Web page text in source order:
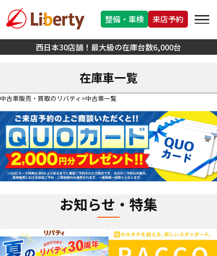
西日本30店舗！最大級の在庫台数6,000台
整備・車検 来店予約
在庫車一覧
中古車販売・買取のリバティ 中古車一覧
お知らせ・特集